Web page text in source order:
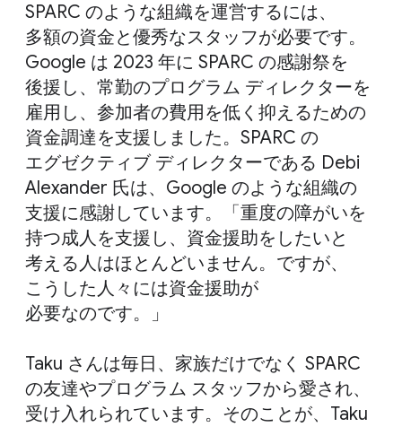
SPARC のような​組織を​運営するには、​
多額の​資金と​優秀な​スタッフが​必要です。​
Google は 2023 年に SPARC の​感謝祭を​
後援し、​常勤の​プログラム ディレクターを​
雇用し、​参加者の​費用を​低く​抑える​ための​
資金調達を​支援しました。​SPARC の​
エグゼクティブ ディレクターである Debi
Alexander 氏は、​Google のような​組織の​
支援に​感謝しています。​「重度の​障が​いを​
持つ成人を​支援し、​資金援助を​したいと​
考える​人は​ほとんどいません。​ですが、​
こうした​人々には​資金援助が​
必要なのです。」
Taku さんは​毎日、​家族だけでなく SPARC
の​友達や​プログラム スタッフから​愛され、​
受け入れられています。​そのことが、​Taku